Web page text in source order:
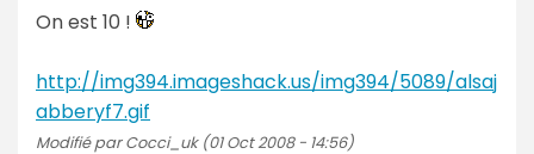
On est 10 !
http://img394.imageshack.us/img394/5089/alsaj
abberyf7.gif
Modifié par Cocci_uk (01 Oct 2008 - 14:56)